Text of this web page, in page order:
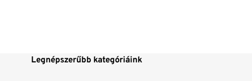
Legnépszerűbb kategóriáink